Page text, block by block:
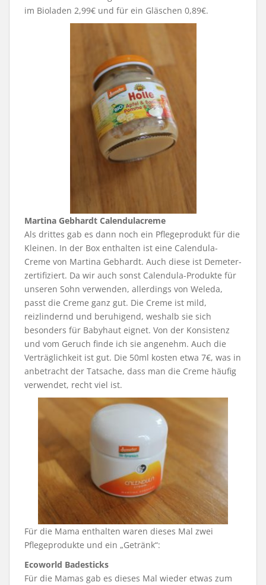
im Bioladen 2,99€ und für ein Gläschen 0,89€.
Martina Gebhardt Calendulacreme
Als drittes gab es dann noch ein Pflegeprodukt für die
Kleinen. In der Box enthalten ist eine Calendula-
Creme von Martina Gebhardt. Auch diese ist Demeter-
zertifiziert. Da wir auch sonst Calendula-Produkte für
unseren Sohn verwenden, allerdings von Weleda,
passt die Creme ganz gut. Die Creme ist mild,
reizlindernd und beruhigend, weshalb sie sich
besonders für Babyhaut eignet. Von der Konsistenz
und vom Geruch finde ich sie angenehm. Auch die
Verträglichkeit ist gut. Die 50ml kosten etwa 7€, was in
anbetracht der Tatsache, dass man die Creme häufig
verwendet, recht viel ist.
Für die Mama enthalten waren dieses Mal zwei
Pflegeprodukte und ein „Getränk“:
Ecoworld Badesticks
Für die Mamas gab es dieses Mal wieder etwas zum